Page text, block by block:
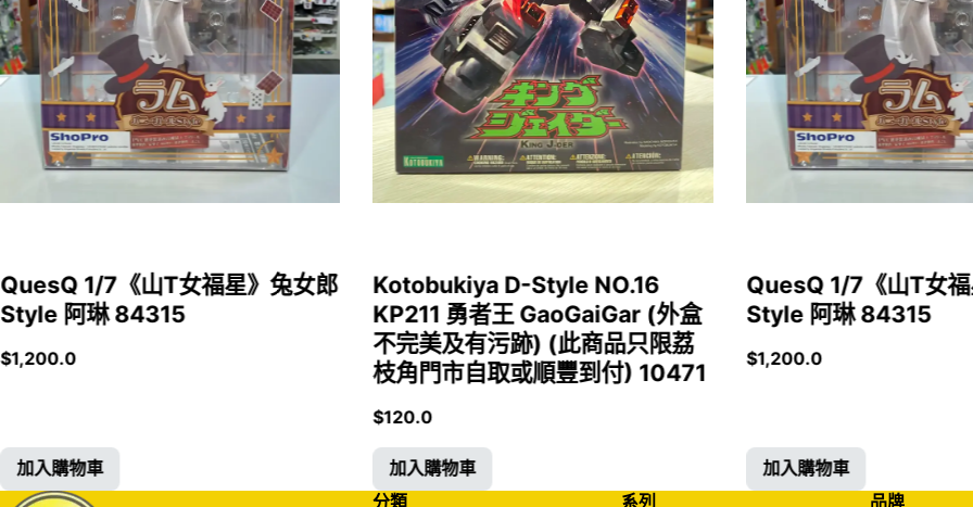
QuesQ 1/7《山T女福星》兔女郎
Style 阿琳 84315
$1,200.0
加入購物車
Kotobukiya D-Style NO.16
KP211 勇者王 GaoGaiGar (外盒
不完美及有污跡) (此商品只限荔
枝角門市自取或順豐到付) 10471
$120.0
加入購物車
QuesQ 1/7《山T女
Style 阿琳 84315
$1,200.0
加入購物車
分類
系列 品牌